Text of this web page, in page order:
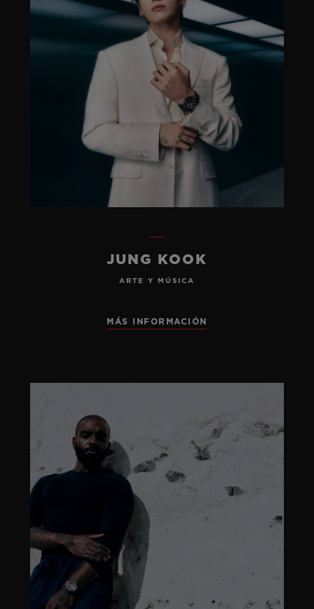
JUNG KOOK
ARTE Y MÚSICA
MÁS INFORMACIÓN